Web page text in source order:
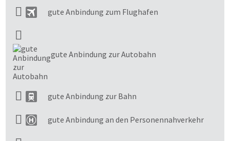
gute Anbindung zum Flughafen
gute Anbindung zur Autobahn
gute Anbindung zur Bahn
gute Anbindung an den Personennahverkehr